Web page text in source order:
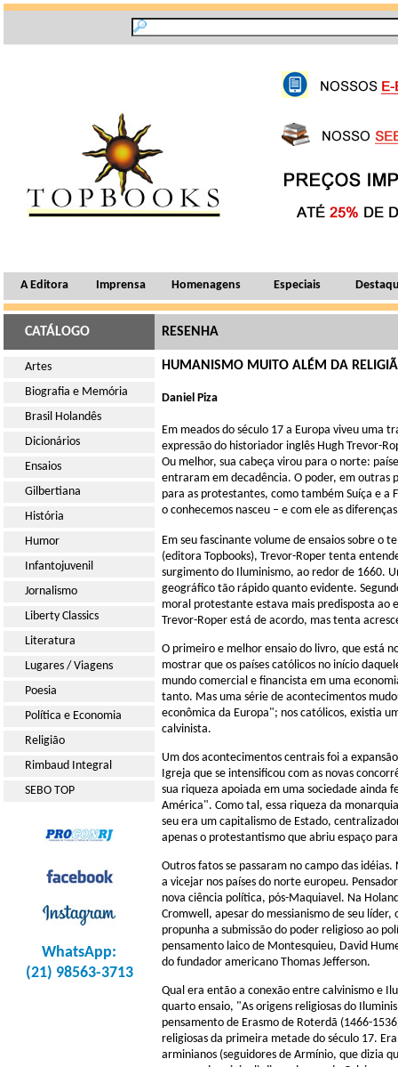
A Editora Imprensa Homenagens Especiais
CATÁLOGO RESENHA
Artes
Biografia e Memória
Brasil Holandês
Dicionários
Ensaios
Gilbertiana
História
Humor
Infantojuvenil
Jornalismo
Liberty Classics
Literatura
Lugares / Viagens
Poesia
Política e Economia
Religião
Rimbaud Integral
SEBO TOP
WhatsApp:
(21) 98563-3713
HUMANISMO MUITO ALÉM DA
Daniel Piza
Em meados do século 17 a Europa viveu uma
expressão do historiador inglês Hugh Trevor-
Ou melhor, sua cabeça virou para o norte:
entraram em decadência. O poder, em outras
para as protestantes, como também Suíça e a
o conhecemos nasceu – e com ele as
Em seu fascinante volume de ensaios sobre o
(editora Topbooks), Trevor-Roper tenta
surgimento do Iluminismo, ao redor de 1660.
geográfico tão rápido quanto evidente.
moral protestante estava mais predisposta ao
Trevor-Roper está de acordo, mas tenta
O primeiro e melhor ensaio do livro, que está
mostrar que os países católicos no início
mundo comercial e financista em uma
tanto. Mas uma série de acontecimentos
econômica da Europa"; nos católicos, existia
calvinista.
Um dos acontecimentos centrais foi a
Igreja que se intensificou com as novas
sua riqueza apoiada em uma sociedade
América". Como tal, essa riqueza da
seu era um capitalismo de Estado,
apenas o protestantismo que abriu espaço
Outros fatos se passaram no campo das
a vicejar nos países do norte europeu.
nova ciência política, pós-Maquiavel. Na
Cromwell, apesar do messianismo de seu líder,
propunha a submissão do poder religioso ao
pensamento laico de Montesquieu, David
do fundador americano Thomas Jefferson.
Qual era então a conexão entre calvinismo e
quarto ensaio, "As origens religiosas do
pensamento de Erasmo de Roterdã (1466-
religiosas da primeira metade do século 17.
arminianos (seguidores de Armínio, que dizia